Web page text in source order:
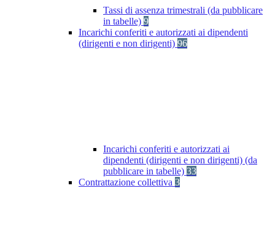
Tassi di assenza trimestrali (da pubblicare
in tabelle) 9
Incarichi conferiti e autorizzati ai dipendenti
(dirigenti e non dirigenti) 96
Incarichi conferiti e autorizzati ai
dipendenti (dirigenti e non dirigenti) (da
pubblicare in tabelle) 33
Contrattazione collettiva 3